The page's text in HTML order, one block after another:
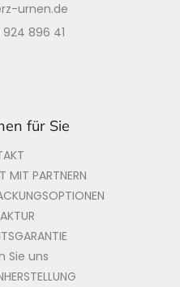
urnen.de
924 896 41
für Sie
MIT PARTNERN
Sie uns